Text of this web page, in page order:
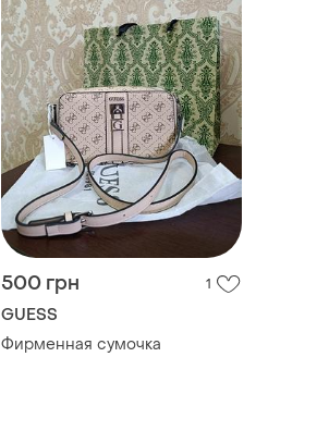
500 грн 1
GUESS
Фирменная сумочка